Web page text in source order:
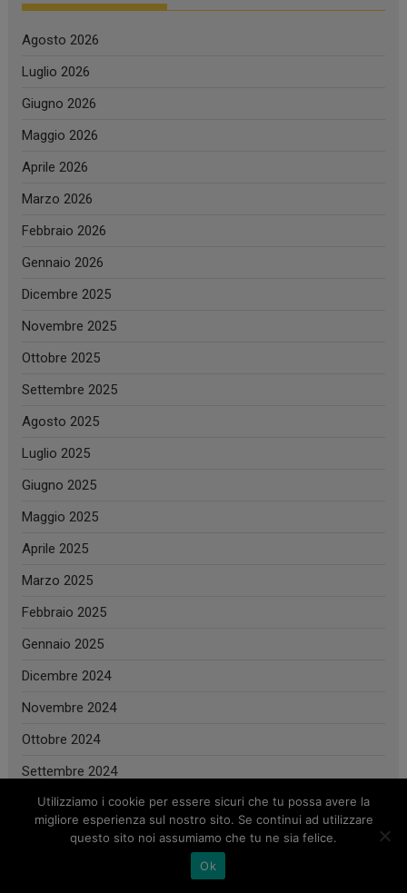
Agosto 2026
Luglio 2026
Giugno 2026
Maggio 2026
Aprile 2026
Marzo 2026
Febbraio 2026
Gennaio 2026
Dicembre 2025
Novembre 2025
Ottobre 2025
Settembre 2025
Agosto 2025
Luglio 2025
Giugno 2025
Maggio 2025
Aprile 2025
Marzo 2025
Febbraio 2025
Gennaio 2025
Dicembre 2024
Novembre 2024
Ottobre 2024
Settembre 2024
Agosto 2024
Luglio 2024
Utilizziamo i cookie per essere sicuri che tu possa avere la
migliore esperienza sul nostro sito. Se continui ad utilizzare
questo sito noi assumiamo che tu ne sia felice.
Ok